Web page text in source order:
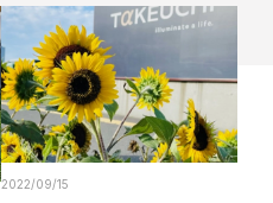
2022/09/15